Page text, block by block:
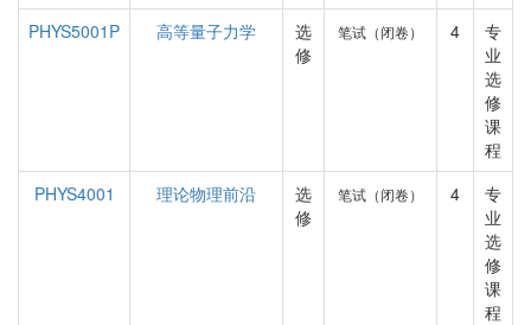
PHYS5001P
高等量子力学
选
修
笔试（闭卷） 4
专
业
选
修
课
程
PHYS4001
理论物理前沿
选
修
笔试（闭卷） 4
专
业
选
修
课
程